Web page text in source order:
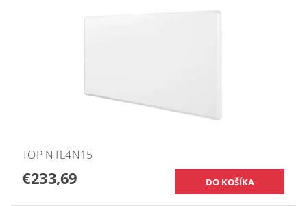
TOP NTL4N15
€233,69